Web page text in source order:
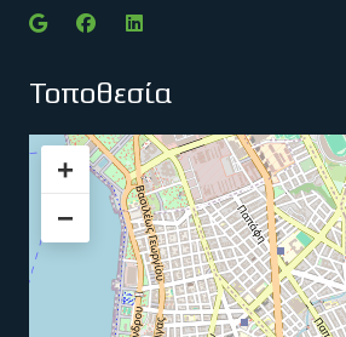
Τοποθεσία
+
−